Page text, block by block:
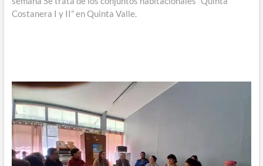
Costanera I y II” en Quinta Valle.